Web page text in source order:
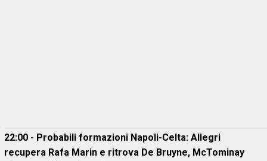
22:00 - Probabili formazioni Napoli-Celta: Allegri
recupera Rafa Marin e ritrova De Bruyne, McTominay